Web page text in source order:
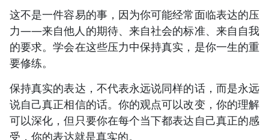
这不是一件容易的事，因为你可能经常面临表达的压
力——来自他人的期待、来自社会的标准、来自自我
的要求。学会在这些压力中保持真实，是你一生的重
要修练。
保持真实的表达，不代表永远说同样的话，而是永远
说自己真正相信的话。你的观点可以改变，你的理解
可以深化，但只要你在每个当下都表达自己真正的感
受，你的表达就是真实的。